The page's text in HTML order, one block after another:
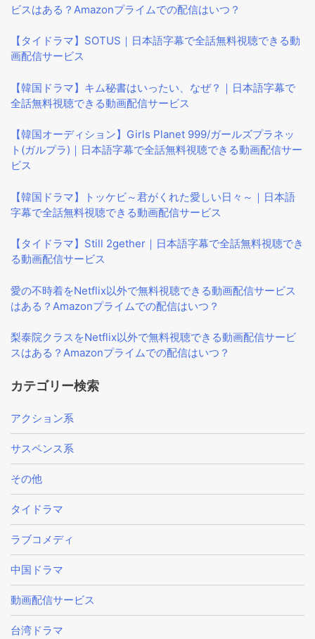
ビスはある？Amazonプライムでの配信はいつ？
【タイドラマ】SOTUS｜日本語字幕で全話無料視聴できる動
画配信サービス
【韓国ドラマ】キム秘書はいったい、なぜ？｜日本語字幕で
全話無料視聴できる動画配信サービス
【韓国オーディション】Girls Planet 999/ガールズプラネッ
ト(ガルプラ)｜日本語字幕で全話無料視聴できる動画配信サー
ビス
【韓国ドラマ】トッケビ～君がくれた愛しい日々～｜日本語
字幕で全話無料視聴できる動画配信サービス
【タイドラマ】Still 2gether｜日本語字幕で全話無料視聴でき
る動画配信サービス
愛の不時着をNetflix以外で無料視聴できる動画配信サービス
はある？Amazonプライムでの配信はいつ？
梨泰院クラスをNetflix以外で無料視聴できる動画配信サービ
スはある？Amazonプライムでの配信はいつ？
カテゴリー検索
アクション系
サスペンス系
その他
タイドラマ
ラブコメディ
中国ドラマ
動画配信サービス
台湾ドラマ